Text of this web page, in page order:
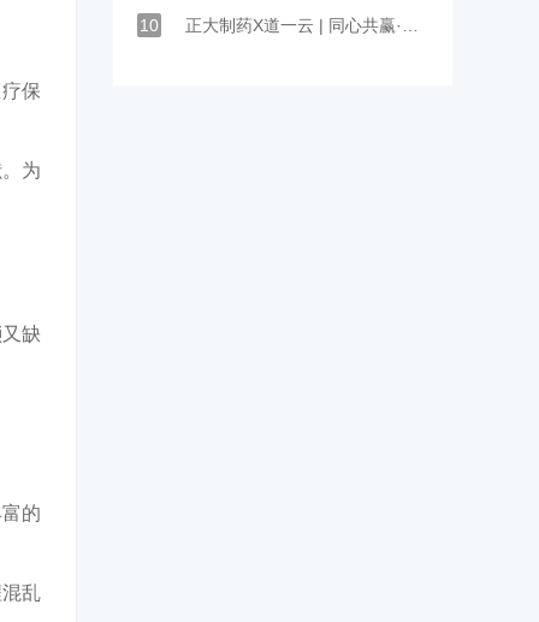
保
为
缺
的
乱
10 正大制药X道一云 | 同心共赢·文化先行，记制药业的智慧云文化